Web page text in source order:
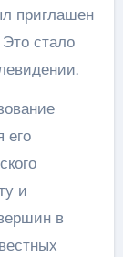
приглашен
стало
его
и
в